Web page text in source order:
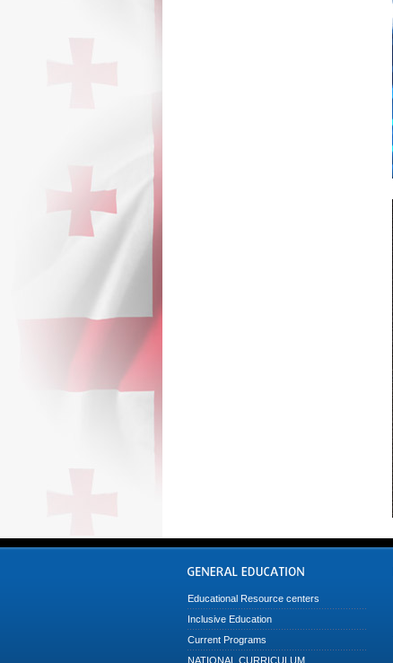
Educational Resource centers
Inclusive Education
Current Programs
NATIONAL CURRICULUM